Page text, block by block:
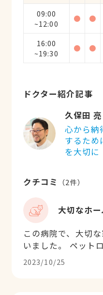
09:00
~12:00
● ●
16:00
~19:30
● ●
ドクター紹介記事
久保田
心から納
するため
を大切に
クチコミ （2件）
大切なホー
この病院で、大切
いました。 ペット
巡ってきた出会い
ちゃんを譲ってく
2023/10/25